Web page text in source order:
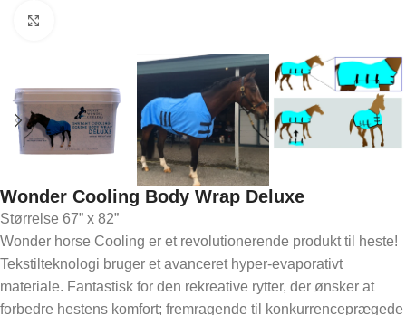
Wonder Cooling Body Wrap Deluxe
Størrelse 67” x 82”
Wonder horse Cooling er et revolutionerende produkt til heste!
Tekstilteknologi bruger et avanceret hyper-evaporativt
materiale. Fantastisk for den rekreative rytter, der ønsker at
forbedre hestens komfort; fremragende til konkurrenceprægede